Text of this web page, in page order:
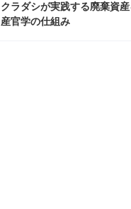
クラダシが実践する廃棄資
産官学の仕組み